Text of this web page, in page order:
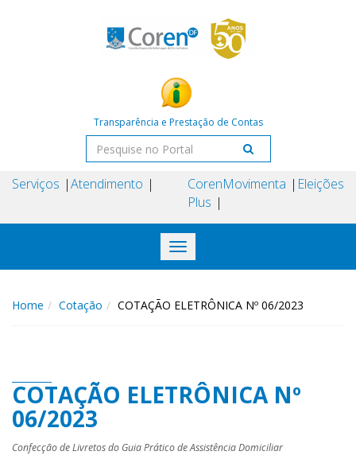
Transparência e Prestação de Contas
Serviços Atendimento
Coren
Plus
Movimenta Eleições
Toggle
navigation
Home Cotação COTAÇÃO ELETRÔNICA Nº 06/2023
COTAÇÃO ELETRÔNICA Nº
06/2023
Confecção de Livretos do Guia Prático de Assistência Domiciliar